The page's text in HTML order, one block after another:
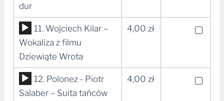
dźwiękowych
dur
Odtwarzacz
plików
dźwiękowych
11. Wojciech Kilar –
Wokaliza z filmu
Dziewiąte Wrota
4,00 zł
Odtwarzacz
plików
12. Polonez - Piotr
Salaber – Suita tańców
4,00 zł